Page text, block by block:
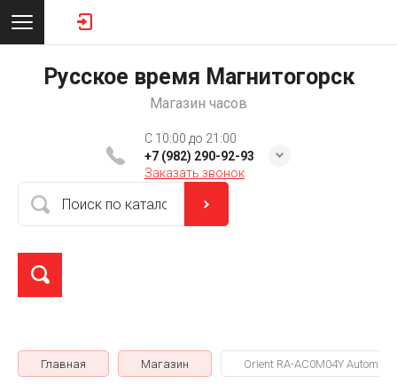
Русское время Магнитогорск
Магазин часов
C 10:00 до 21:00
+7 (982) 290-92-93
Заказать звонок
Главная Магазин Orient RA-AC0M04Y Automatic